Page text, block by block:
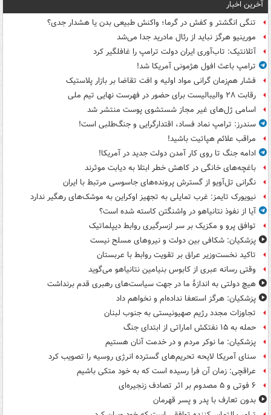
آخرین اخبار
تنگی انگشتر و کفش در گرما؛ واکنش طبیعی بدن یا هشدار جدی؟
مورینیو هرگز نباید از رئال مادرید جدا می‌شد
آتلانتیک: تاب‌آوری ایران دولت ترامپ را غافلگیر کرد
ترامپ باعث افول هژمونی آمریکا شد!
فشار هم‌زمان گرانی مواد اولیه و افت تقاضا بر بازار پلاستیک
رقابت ۲۸ والیبالیست برای حضور در فهرست نهایی تیم ملی
اسامی ژل‌های غیر مجاز شستشوی پوست منتشر شد
سندرز: ترامپ نماد فساد، اقتدارگرایی و جنگ‌طلبی است!
مراقب علائم هپاتیت باشید!
ادامه جنگ تا روی کار آمدن دولت جدید در آمریکا!
باغچه‌های خانگی در کاهش خطر ابتلا به دیابت موثرند
نگرانی تل‌آویو از گسترش پرونده‌های جاسوسی مرتبط با ایران
نیویورک تایمز: غرب تمایلی به تجهیز اوکراین به موشک‌های رهگیر ندارد
آیا از نفوذ نتانیاهو در واشنگتن کاسته شده است؟
توافق پرو و مکزیک بر سر ازسرگیری روابط دیپلماتیک
پزشکیان: شکافی بین دولت و نیروهای مسلح نیست
تاکید نخست‌وزیر عراق بر تقویت روابط با عربستان
وقتی رسانه عبری از کابوس بنیامین نتانیاهو می‌گوید
هیچ دولتی به اندازۀ ما در جهت سیاست‌های رهبری قدم برنداشت
پزشکیان: هرگز استعفا نداده‌ام و نخواهم داد
تجاوزات مجدد رژیم صهیونیستی به جنوب لبنان
حمله به ۱۵ نفتکش‌ اماراتی از ابتدای جنگ
پزشکیان: ما نوکر مردم و در خدمت آنان هستیم
سنای آمریکا لایحه تحریم‌های گسترده انرژی روسیه را تصویب کرد
عراقچی: زمان آن فرا رسیده است که به خود متکی باشیم
۶ فوتی و ۵ مصدوم بر اثر تصادف زنجیره‌ای
بدون تعارف با پدر و پسر قهرمان